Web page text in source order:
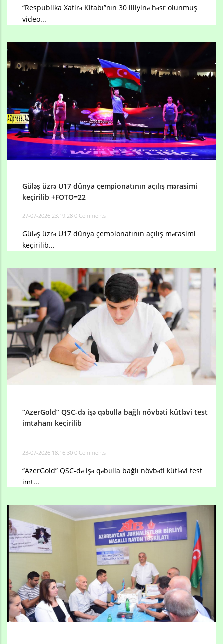
“Respublika Xatirə Kitabı”nın 30 illiyinə həsr olunmuş
video...
Güləş üzrə U17 dünya çempionatının açılış mərasimi
keçirilib +FOTO=22
27-07-2026 23:19:28 0 Comments
Güləş üzrə U17 dünya çempionatının açılış mərasimi
keçirilib...
“AzerGold” QSC-də işə qəbulla bağlı növbəti kütləvi test
imtahanı keçirilib
23-07-2026 18:16:30 0 Comments
“AzerGold” QSC-də işə qəbulla bağlı növbəti kütləvi test
imt...